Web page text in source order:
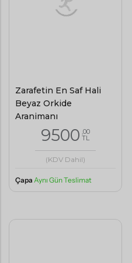
Zarafetin En Saf Hali
Beyaz Orkide
Aranjmanı
9500 ,00
TL
(KDV Dahil)
Çapa Aynı Gün Teslimat